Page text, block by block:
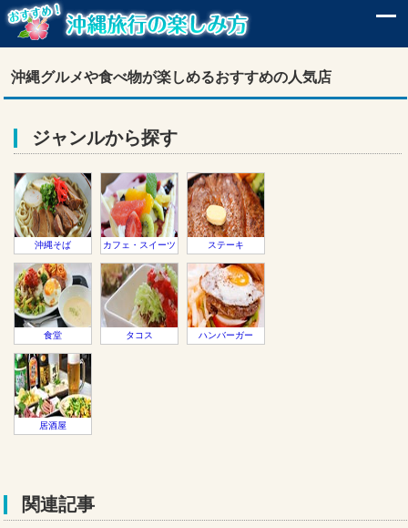
沖縄グルメや食べ物が楽しめるおすすめの人気店
ジャンルから探す
沖縄そば カフェ・スイーツ ステーキ
食堂 タコス ハンバーガー
居酒屋
関連記事